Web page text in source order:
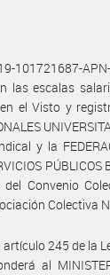
101721687-
las escalas
el Visto y
y la
Convenio
Colectiva
245 de la
al